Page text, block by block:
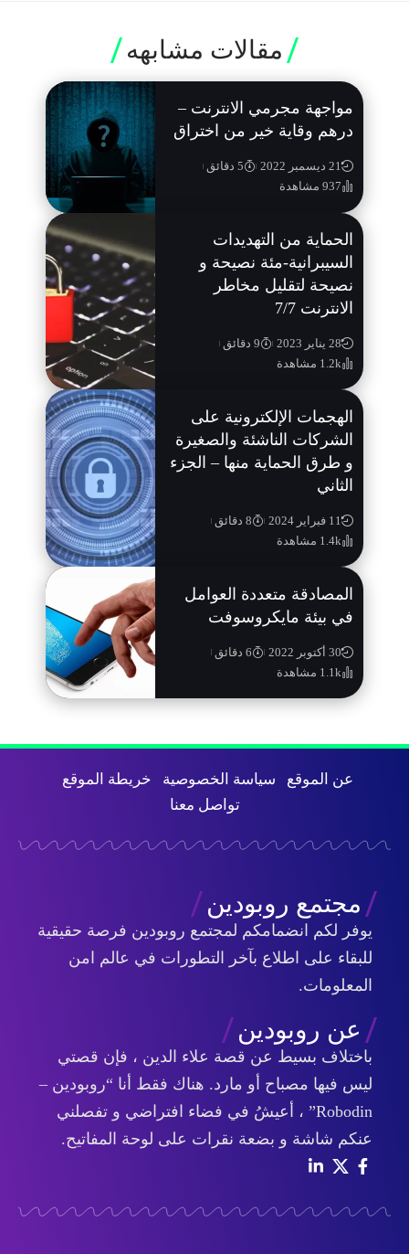
مقالات مشابهه
مواجهة مجرمي الانترنت –
درهم وقاية خير من اختراق
21 ديسمبر 2022
5 دقائق
937 مشاهدة
الحماية من التهديدات
السيبرانية-مئة نصيحة و
نصيحة لتقليل مخاطر
الانترنت 7/7
28 يناير 2023
9 دقائق
1.2k مشاهدة
الهجمات الإلكترونية على
الشركات الناشئة والصغيرة
و طرق الحماية منها – الجزء
الثاني
11 فبراير 2024
8 دقائق
1.4k مشاهدة
المصادقة متعددة العوامل
في بيئة مايكروسوفت
30 أكتوبر 2022
6 دقائق
1.1k مشاهدة
عن الموقع سياسة الخصوصية
خريطة الموقع
تواصل معنا
مجتمع روبودين
يوفر لكم انضمامكم لمجتمع روبودين فرصة حقيقية
للبقاء على اطلاع بآخر التطورات في عالم امن
المعلومات.
عن روبودين
باختلاف بسيط عن قصة علاء الدين ، فإن قصتي
ليس فيها مصباح أو مارد. هناك فقط أنا “روبودين –
Robodin” ، أعيشُ في فضاء افتراضي و تفصلني
عنكم شاشة و بضعة نقرات على لوحة المفاتيح.